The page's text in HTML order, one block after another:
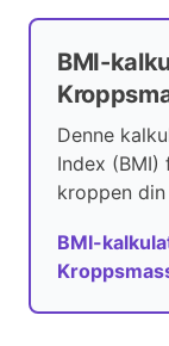
BMI-
Denne
Index (BMI)
kroppen din
BMI-